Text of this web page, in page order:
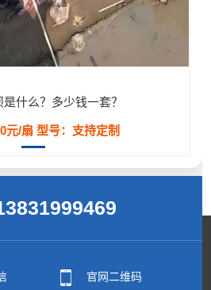
什么？多少钱一套？
元/扇 型号：支持定制
官网二维码